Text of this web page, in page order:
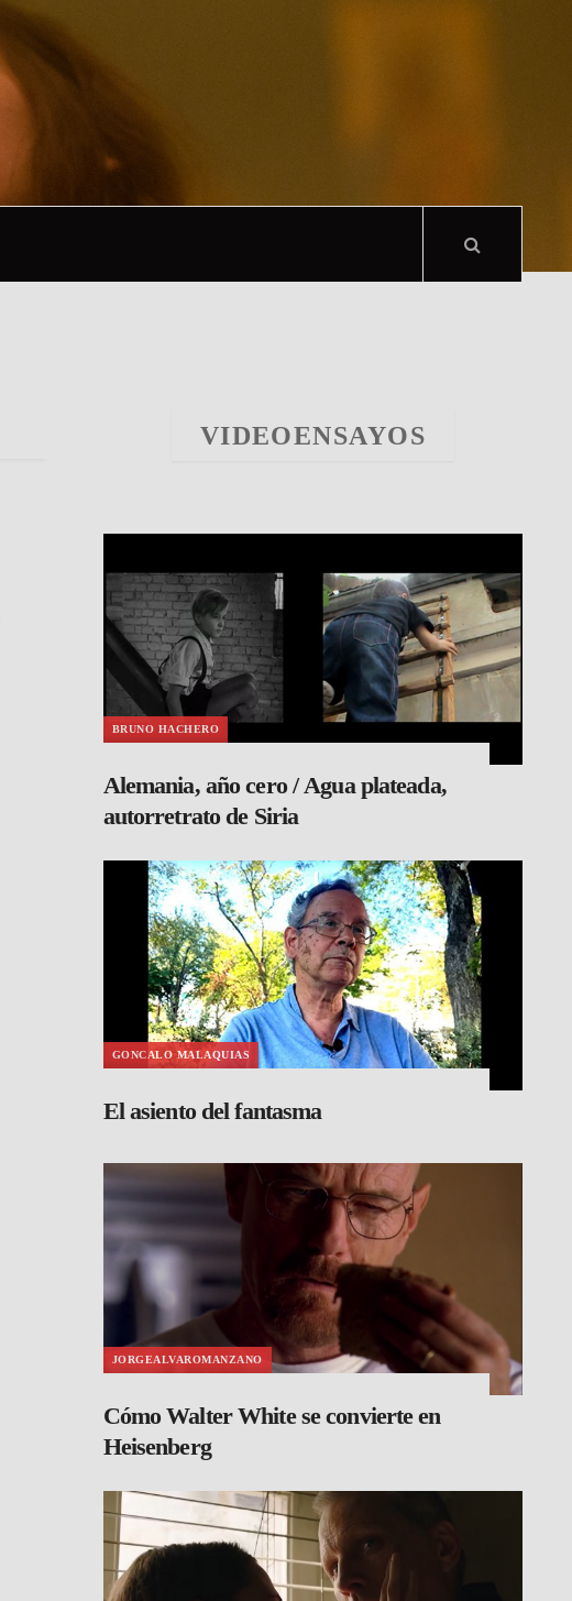
VIDEOENSAYOS
BRUNO HACHERO
Alemania, año cero / Agua plateada,
autorretrato de Siria
GONCALO MALAQUIAS
El asiento del fantasma
JORGEALVAROMANZANO
Cómo Walter White se convierte en
Heisenberg